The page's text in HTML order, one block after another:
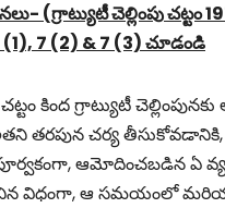
(గ్రాట్యుటీ చెల్లింపు చట్టం
(1), 7 (2) & 7 (3) చూడండి
కింద గ్రాట్యుటీ చెల్లింపునకు
తరపున చర్య తీసుకోవడానికి,
ఆమోదించబడిన ఏ
విధంగా, ఆ సమయంలో